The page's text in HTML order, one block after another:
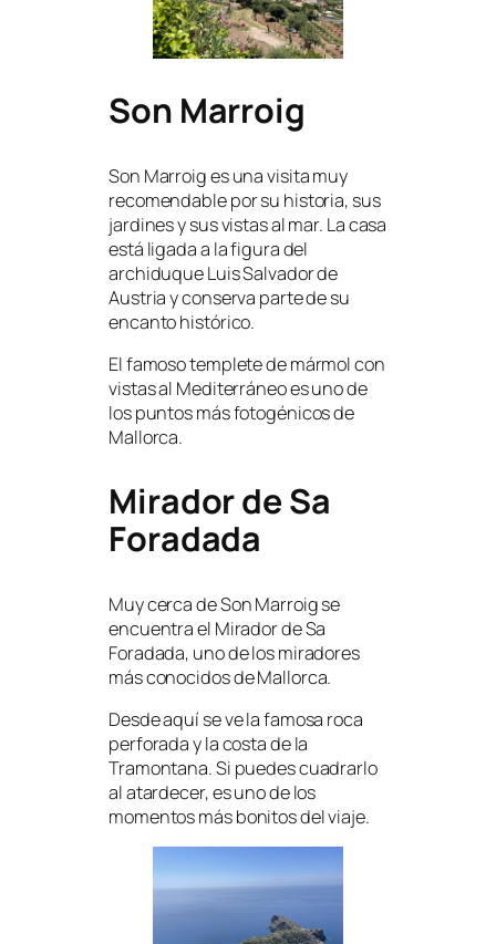
Son Marroig
Son Marroig es una visita muy
recomendable por su historia, sus
jardines y sus vistas al mar. La casa
está ligada a la figura del
archiduque Luis Salvador de
Austria y conserva parte de su
encanto histórico.
El famoso templete de mármol con
vistas al Mediterráneo es uno de
los puntos más fotogénicos de
Mallorca.
Mirador de Sa
Foradada
Muy cerca de Son Marroig se
encuentra el Mirador de Sa
Foradada, uno de los miradores
más conocidos de Mallorca.
Desde aquí se ve la famosa roca
perforada y la costa de la
Tramontana. Si puedes cuadrarlo
al atardecer, es uno de los
momentos más bonitos del viaje.